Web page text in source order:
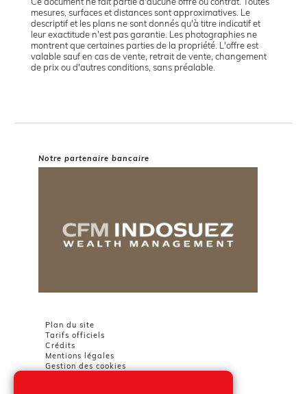
mesures, surfaces et distances sont approximatives. Le
descriptif et les plans ne sont donnés qu'à titre indicatif et
leur exactitude n'est pas garantie. Les photographies ne
montrent que certaines parties de la propriété. L'offre est
valable sauf en cas de vente, retrait de vente, changement
de prix ou d'autres conditions, sans préalable.
Notre partenaire bancaire
Plan du site
Tarifs officiels
Crédits
Mentions légales
Gestion des cookies